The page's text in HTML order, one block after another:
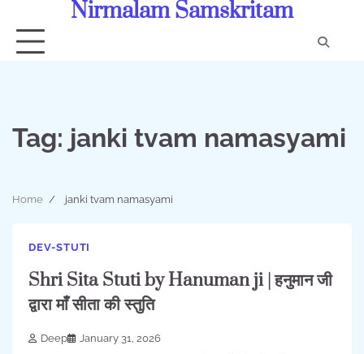
content
Nirmalam Samskritam
Tag: janki tvam namasyami
Home janki tvam namasyami
DEV-STUTI
Shri Sita Stuti by Hanuman ji | हनुमान जी
द्वारा माँ सीता की स्तुति
Deep
January 31, 2026